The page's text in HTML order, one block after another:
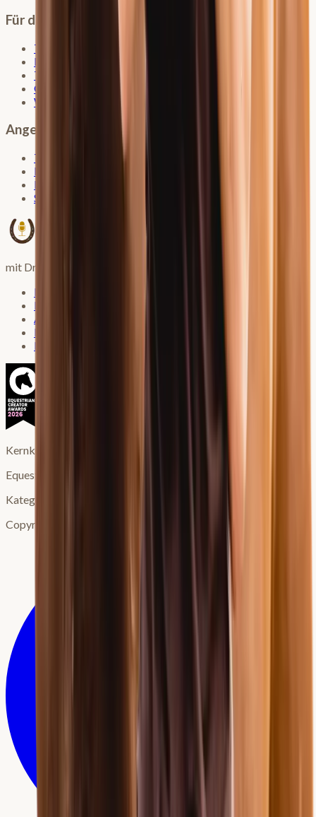
Für dich und dein Pferd
Typentest
Lungentagebuch
Trainingstagebuch
Gesundheitsampel
Wurmgeschichte
Angebote & Programme
Trainingskurs
Lungenkurs
Erste-Hilfe-Kurs
Shop
mit Dr. Veronika Klein
Impressum
Datenschutzerklärung
AGB
Login Kursplattform
Login KKP Welt
Kernkompetenz Pferd ist Gewinner des
Equestrian Creator Award 2026
Kategorie Purpose
Copyright 2026 © Kernkompetenz Pferd